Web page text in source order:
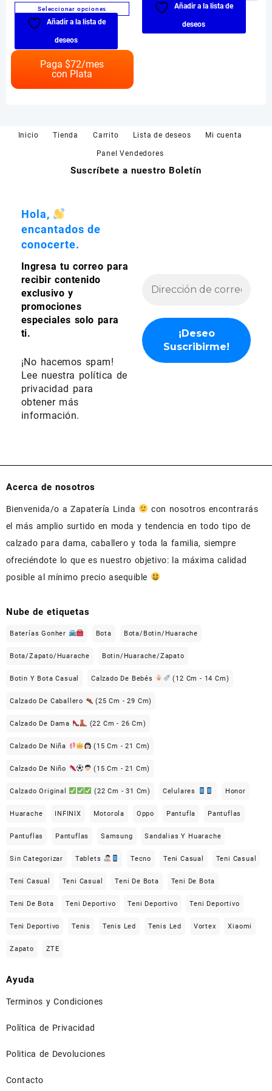
Seleccionar opciones
Este
tiene
múltiples
variantes.
Las
elegir
Añadir a la lista de
deseos
Paga $72/mes
con Plata
Añadir a la lista de
deseos
Inicio Tienda Carrito Lista de deseos Mi cuenta
Panel Vendedores
Suscríbete a nuestro Boletín
Hola,
encantados de
conocerte.
Ingresa tu correo para
recibir contenido
exclusivo y
promociones
especiales solo para
ti.
¡No hacemos spam!
Lee nuestra política de
privacidad para
obtener más
información.
Acerca de nosotros
Bienvenida/o a Zapatería Linda
con nosotros encontrarás
el más amplio surtido en moda y tendencia en todo tipo de
calzado para dama, caballero y toda la familia, siempre
ofreciéndote lo que es nuestro objetivo: la máxima calidad
posible al mínimo precio asequible
Nube de etiquetas
Baterías Gonher Bota Bota/Botin/Huarache
Bota/Zapato/Huarache Botin/Huarache/Zapato
Botin Y Bota Casual Calzado De Bebés (12 Cm - 14 Cm)
Calzado De Caballero (25 Cm - 29 Cm)
Calzado De Dama (22 Cm - 26 Cm)
Calzado De Niña (15 Cm - 21 Cm)
Calzado De Niño (15 Cm - 21 Cm)
Calzado Original (22 Cm - 31 Cm) Celulares Honor
Huarache INFINIX Motorola Oppo Pantufla Pantuflas
Pantuflas Pantuflas Samsung Sandalias Y Huarache
Sin Categorizar Tablets Tecno Teni Casual Teni Casual
Teni Casual Teni Casual Teni De Bota Teni De Bota
Teni De Bota Teni Deportivo Teni Deportivo Teni Deportivo
Teni Deportivo Tenis Tenis Led Tenis Led Vortex Xiaomi
Zapato ZTE
Ayuda
Terminos y Condiciones
Política de Privacidad
Politica de Devoluciones
Contacto